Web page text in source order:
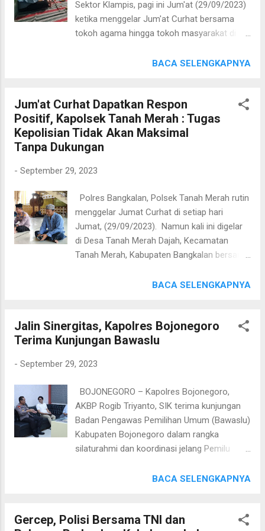
pelaku illegal logging. Barang bukti yang ikut
diamankan bwrupa tujuh unit sepeda motor
dan 14 gelondong kayu jati dengan berbagai
kami serahkan terduga pelaku berikut alat
usul kayu, Rinduw...
Sektor Klampis, pagi ini Jum'at (29/09/2023)
ketika menggelar Jum'at Curhat bersama
tokoh agama hingga tokoh masyarakat di
Hadir langsung di tengah tengah masyarakat
polsek Klampis dan masyarakat untuk
semakin mengeratkan hubungan baik yang
telah terjalin selama ini. Bahkan salah satu
tokoh agama menjelaskan jika acara Jumat
menjaga kamtibmas di wilayah hukum polsek
pak Kapolsek, karena telah rutin
melaksanakan kegiatan patroli dan
pendekatan para tokoh untuk ikut dan
mengajak, menjaga keamanan desa dari
pelaku kejahatan," tukas salah satu tokoh
untuk meningkatkan patroli dijam rawan
BACA SELENGKAPNYA
Jum'at Curhat Dapatkan Respon
Positif, Kapolsek Tanah Merah : Tugas
Kepolisian Tidak Akan Maksimal
Tanpa Dukungan
- September 29, 2023
Polres Bangkalan, Polsek Tanah Merah rutin
menggelar Jumat Curhat di setiap hari
Jumat, (29/09/2023). Namun kali ini digelar
di Desa Tanah Merah Dajah, Kecamatan
Tanah Merah, Kabupaten Bangkalan bersama
Desa dan para tokoh masyarakat. Dihadiri
agar semua warga hendaknya turut serta
aktif dalam membantu tugas Kepolisian.
semua kalangan, elemen maupun semua
mendatang, dengan adanya kegiatan Jum'at
Curhat ini agar terjalin silaturahmi dan dapat
menampung setiap informasi maupun
keluhan masyarakat untuk dapat di
optimalisasi dalam kegiatan selanjutnya demi
Kondusif diwilayah hukum Polsek Tanah
masyarakat untuk berinteraksi serta bisa
BACA SELENGKAPNYA
Jalin Sinergitas, Kapolres Bojonegoro
Terima Kunjungan Bawaslu
- September 29, 2023
BOJONEGORO – Kapolres Bojonegoro,
AKBP Rogib Triyanto, SIK terima kunjungan
Badan Pengawas Pemilihan Umum (Bawaslu)
Kabupaten Bojonegoro dalam rangka
silaturahmi dan koordinasi jelang Pemilu
Bawaslu Kabupaten Bojonegoro, Handoko
Bojonegoro, AKBP Rogib Triyanto, SIK.
BACA SELENGKAPNYA
Gercep, Polisi Bersama TNI dan